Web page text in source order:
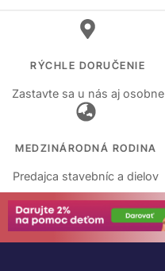
RÝCHLE DORUČENIE
Zastavte sa u nás aj osobne
MEDZINÁRODNÁ RODINA
Predajca stavebníc a dielov